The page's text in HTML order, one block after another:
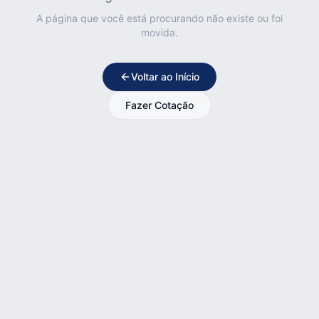
A página que você está procurando não existe ou foi
movida.
Voltar ao Início
Fazer Cotação